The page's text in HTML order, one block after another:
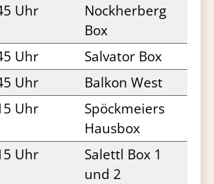
Uhr
Nockherberg
Box
Uhr
Salvator Box
Uhr
Balkon West
Uhr
Spöckmeiers
Hausbox
Uhr
Salettl Box 1
und 2